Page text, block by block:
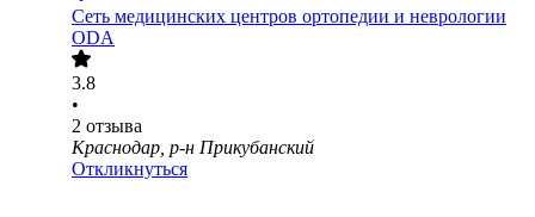
Сеть медицинских центров ортопедии и неврологии
ODA
3.8
•
2 отзыва
Краснодар, р-н Прикубанский
Откликнуться